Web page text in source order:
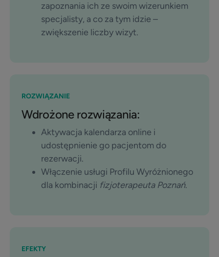
zapoznania ich ze swoim wizerunkiem
specjalisty, a co za tym idzie –
zwiększenie liczby wizyt.
ROZWIĄZANIE
Wdrożone rozwiązania:
Aktywacja kalendarza online i
udostępnienie go pacjentom do
rezerwacji.
Włączenie usługi Profilu Wyróżnionego
dla kombinacji fizjoterapeuta Poznań.
EFEKTY